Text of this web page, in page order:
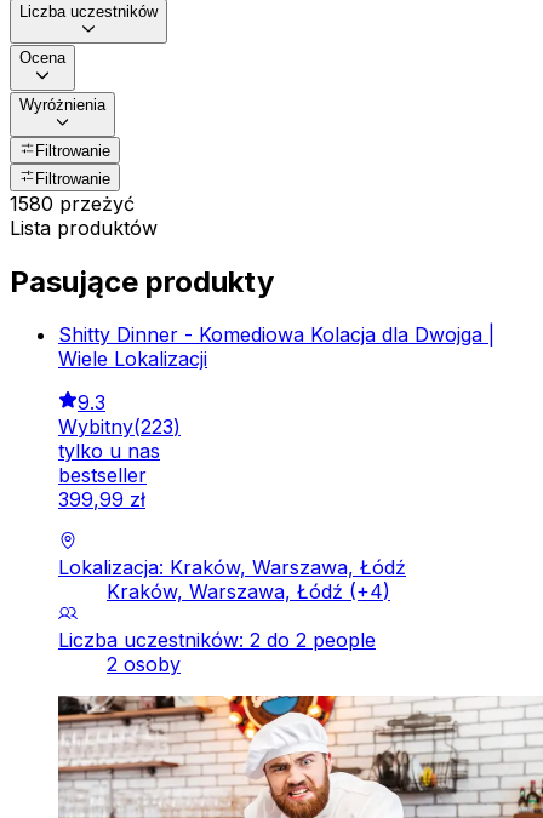
Liczba uczestników
Ocena
Wyróżnienia
Filtrowanie
Filtrowanie
1580 przeżyć
Lista produktów
Pasujące produkty
Shitty Dinner - Komediowa Kolacja dla Dwojga |
Wiele Lokalizacji
9.3
Wybitny(223)
tylko u nas
bestseller
399,99 zł
Lokalizacja: Kraków, Warszawa, Łódź
Kraków, Warszawa, Łódź (+4)
Liczba uczestników: 2 do 2 people
2 osoby